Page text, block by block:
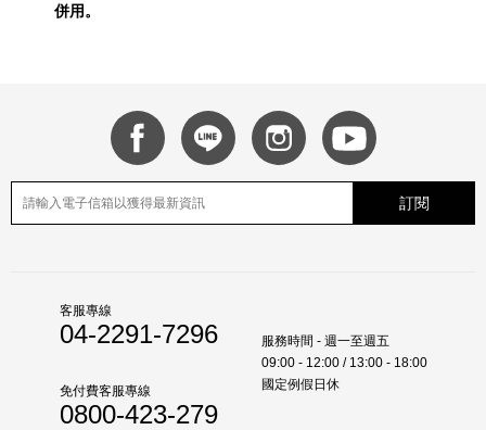
併用。
訂閱
客服專線
04-2291-7296
免付費客服專線
0800-423-279
服務時間 - 週一至週五
09:00 - 12:00 / 13:00 - 18:00
國定例假日休